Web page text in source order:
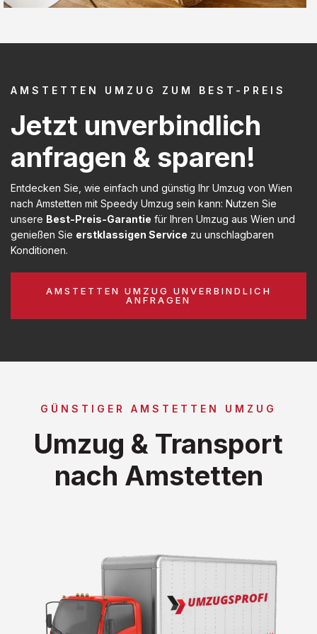
AMSTETTEN UMZUG ZUM BEST-PREIS
Jetzt unverbindlich
anfragen & sparen!
Entdecken Sie, wie einfach und günstig Ihr Umzug von Wien
nach Amstetten mit Speedy Umzug sein kann: Nutzen Sie
unsere Best-Preis-Garantie für Ihren Umzug aus Wien und
genießen Sie erstklassigen Service zu unschlagbaren
Konditionen.
AMSTETTEN UMZUG UNVERBINDLICH
ANFRAGEN
GÜNSTIGER AMSTETTEN UMZUG
Umzug & Transport
nach Amstetten